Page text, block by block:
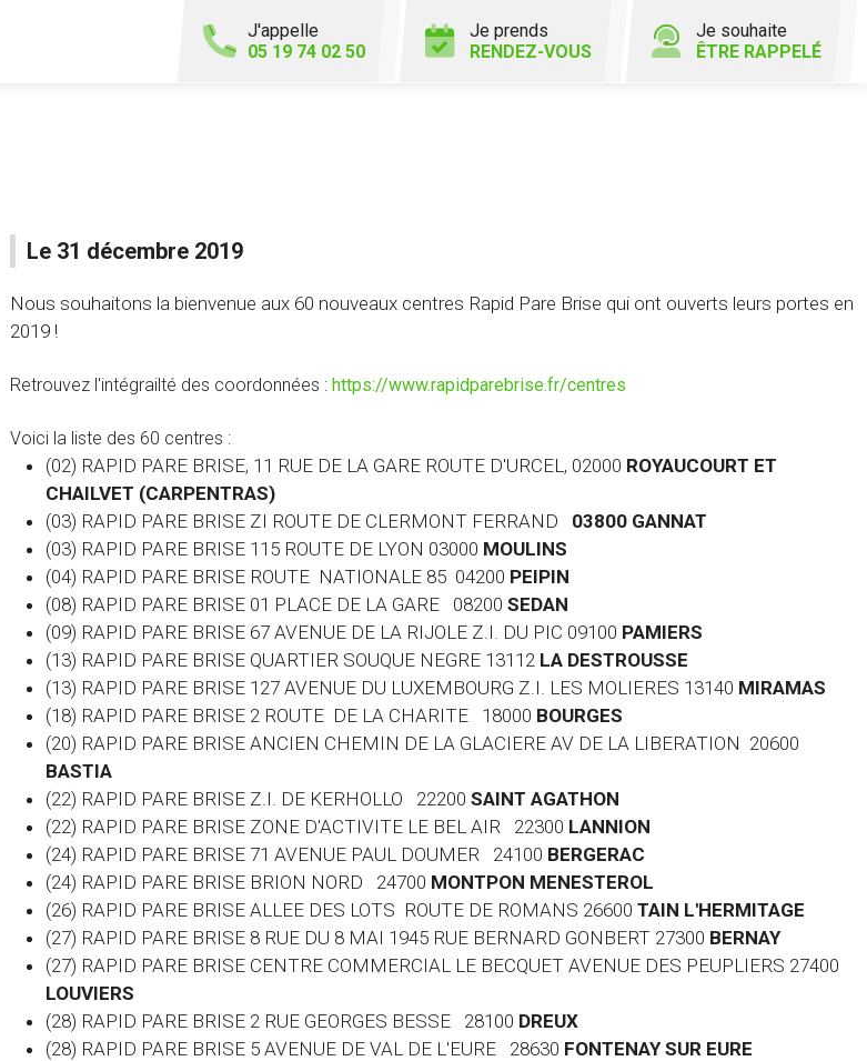
J'appelle
05 19 74 02 50
Je prends
RENDEZ-VOUS
Je souhaite
ÊTRE RAPPELÉ
Le 31 décembre 2019
Nous souhaitons la bienvenue aux 60 nouveaux centres Rapid Pare Brise qui ont ouverts leurs portes en
2019 !
Retrouvez l'intégrailté des coordonnées : https://www.rapidparebrise.fr/centres
Voici la liste des 60 centres :
(02) RAPID PARE BRISE, 11 RUE DE LA GARE ROUTE D'URCEL, 02000 ROYAUCOURT ET
CHAILVET (CARPENTRAS)
(03) RAPID PARE BRISE ZI ROUTE DE CLERMONT FERRAND 03800 GANNAT
(03) RAPID PARE BRISE 115 ROUTE DE LYON 03000 MOULINS
(04) RAPID PARE BRISE ROUTE NATIONALE 85 04200 PEIPIN
(08) RAPID PARE BRISE 01 PLACE DE LA GARE 08200 SEDAN
(09) RAPID PARE BRISE 67 AVENUE DE LA RIJOLE Z.I. DU PIC 09100 PAMIERS
(13) RAPID PARE BRISE QUARTIER SOUQUE NEGRE 13112 LA DESTROUSSE
(13) RAPID PARE BRISE 127 AVENUE DU LUXEMBOURG Z.I. LES MOLIERES 13140 MIRAMAS
(18) RAPID PARE BRISE 2 ROUTE DE LA CHARITE 18000 BOURGES
(20) RAPID PARE BRISE ANCIEN CHEMIN DE LA GLACIERE AV DE LA LIBERATION 20600
BASTIA
(22) RAPID PARE BRISE Z.I. DE KERHOLLO 22200 SAINT AGATHON
(22) RAPID PARE BRISE ZONE D'ACTIVITE LE BEL AIR 22300 LANNION
(24) RAPID PARE BRISE 71 AVENUE PAUL DOUMER 24100 BERGERAC
(24) RAPID PARE BRISE BRION NORD 24700 MONTPON MENESTEROL
(26) RAPID PARE BRISE ALLEE DES LOTS ROUTE DE ROMANS 26600 TAIN L'HERMITAGE
(27) RAPID PARE BRISE 8 RUE DU 8 MAI 1945 RUE BERNARD GONBERT 27300 BERNAY
(27) RAPID PARE BRISE CENTRE COMMERCIAL LE BECQUET AVENUE DES PEUPLIERS 27400
LOUVIERS
(28) RAPID PARE BRISE 2 RUE GEORGES BESSE 28100 DREUX
(28) RAPID PARE BRISE 5 AVENUE DE VAL DE L'EURE 28630 FONTENAY SUR EURE